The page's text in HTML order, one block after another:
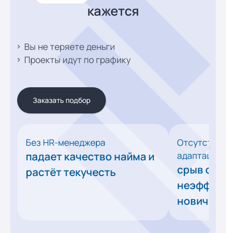
кажется
Вы не теряете деньги
Проекты идут по графику
Заказать подбор
Без HR-менеджера
падает качество найма и
растёт текучесть
адаптации
срыв
новичков